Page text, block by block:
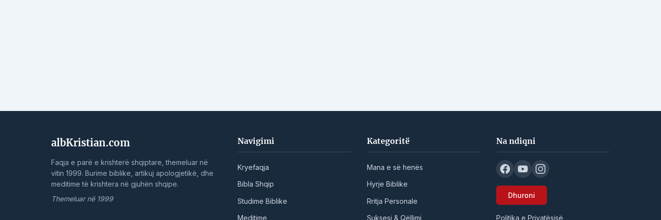
albKristian.com
Faqja e parë e krishterë shqiptare, themeluar në
vitin 1999. Burime biblike, artikuj apologjetikë, dhe
meditime të krishtera në gjuhën shqipe.
Themeluar në 1999
Navigimi
Kryefaqja
Bibla Shqip
Studime Biblike
Meditime
Kategoritë
Mana e së henës
Hyrje Biblike
Rritja Personale
Suksesi & Qëllimi
Na ndiqni
Dhuroni
Politika e Privatësisë